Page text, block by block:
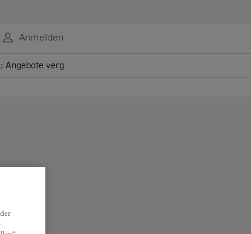
Anmelden
Angebote vergleichen